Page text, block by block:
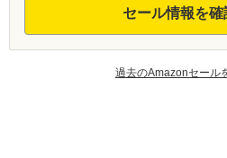
セール情報を確
過去のAmazonセール